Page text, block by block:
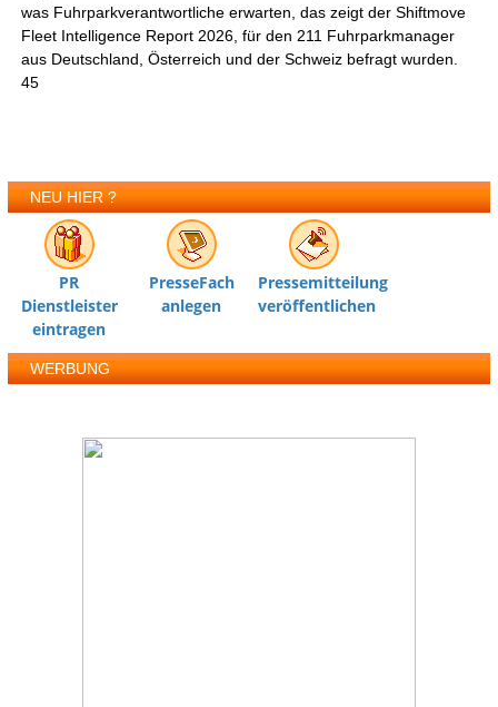
was Fuhrparkverantwortliche erwarten, das zeigt der Shiftmove
Fleet Intelligence Report 2026, für den 211 Fuhrparkmanager
aus Deutschland, Österreich und der Schweiz befragt wurden.
45
NEU HIER ?
PR
Dienstleister
eintragen
PresseFach
anlegen
Pressemitteilung
veröffentlichen
WERBUNG